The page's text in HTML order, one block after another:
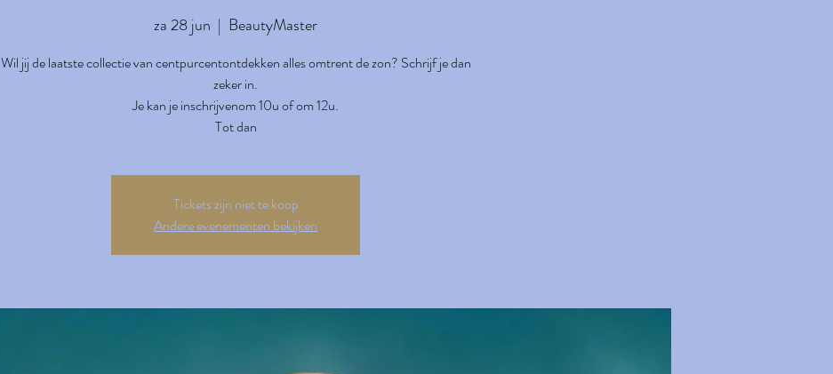
za 28 jun
  |
BeautyMaster
Wil jij de laatste collectie van centpurcentontdekken alles omtrent de zon? Schrijf je dan
zeker in.
Je kan je inschrijvenom 10u of om 12u.
Tot dan
Tickets zijn niet te koop
Andere evenementen bekijken